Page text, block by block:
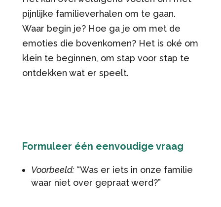
pijnlijke familieverhalen om te gaan.
Waar begin je? Hoe ga je om met de
emoties die bovenkomen? Het is oké om
klein te beginnen, om stap voor stap te
ontdekken wat er speelt.
Formuleer één eenvoudige vraag
Voorbeeld:“Was er iets in onze familie
waar niet over gepraat werd?”